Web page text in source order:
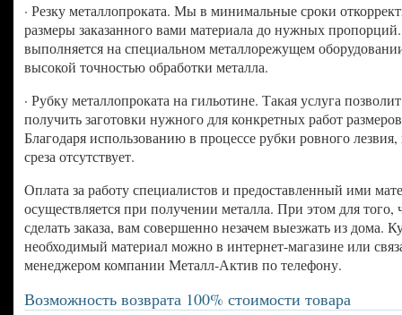
· Резку металлопроката. Мы в минимальные сроки
размеры заказанного вами материала до нужных пропорций.
выполняется на специальном металлорежущем
высокой точностью обработки металла.
· Рубку металлопроката на гильотине. Такая услуга
получить заготовки нужного для конкретных работ
Благодаря использованию в процессе рубки ровного
среза отсутствует.
Оплата за работу специалистов и предоставленный ими
осуществляется при получении металла. При этом для того,
сделать заказа, вам совершенно незачем выезжать из дома.
необходимый материал можно в интернет-магазине или
менеджером компании Металл-Актив по телефону.
Возможность возврата 100% стоимости товара